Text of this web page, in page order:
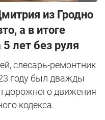
из Гродно
а в итоге
лет без руля
слесарь-ремонтник
году был дважды
дорожного движения
кодекса.